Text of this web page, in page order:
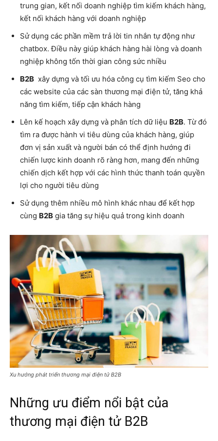
trung gian, kết nối doanh nghiệp tìm kiếm khách hàng,
kết nối khách hàng với doanh nghiệp
Sử dụng các phần mềm trả lời tin nhắn tự động như
chatbox. Điều này giúp khách hàng hài lòng và doanh
nghiệp không tốn thời gian công sức nhiều
B2B xây dựng và tối ưu hóa công cụ tìm kiếm Seo cho
các website của các sàn thương mại điện tử, tăng khả
năng tìm kiếm, tiếp cận khách hàng
Lên kế hoạch xây dựng và phân tích dữ liệu B2B. Từ đó
tìm ra được hành vi tiêu dùng của khách hàng, giúp
đơn vị sản xuất và người bán có thể định hướng đi
chiến lược kinh doanh rõ ràng hơn, mang đến những
chiến dịch kết hợp với các hình thức thanh toán quyền
lợi cho người tiêu dùng
Sử dụng thêm nhiều mô hình khác nhau để kết hợp
cùng B2B gia tăng sự hiệu quả trong kinh doanh
Xu hướng phát triển thương mại điện tử B2B
Những ưu điểm nổi bật của
thương mại điện tử B2B